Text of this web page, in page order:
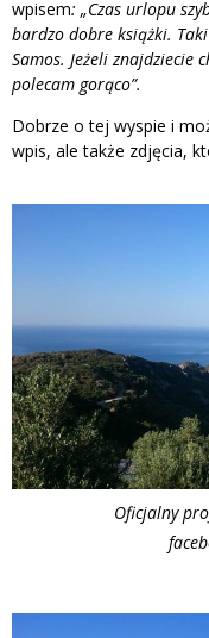
wpisem: „Czas urlopu
bardzo dobre książki.
Samos. Jeżeli znajdziecie
polecam gorąco”.
Dobrze o tej wyspie i
wpis, ale także zdjęcia,
Oficjalny